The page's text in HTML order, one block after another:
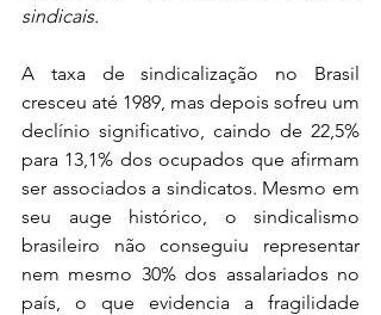
sindicais.
A taxa de sindicalização no Brasil
cresceu até 1989, mas depois sofreu um
declínio significativo, caindo de 22,5%
para 13,1% dos ocupados que afirmam
ser associados a sindicatos. Mesmo em
seu auge histórico, o sindicalismo
brasileiro não conseguiu representar
nem mesmo 30% dos assalariados no
país, o que evidencia a fragilidade